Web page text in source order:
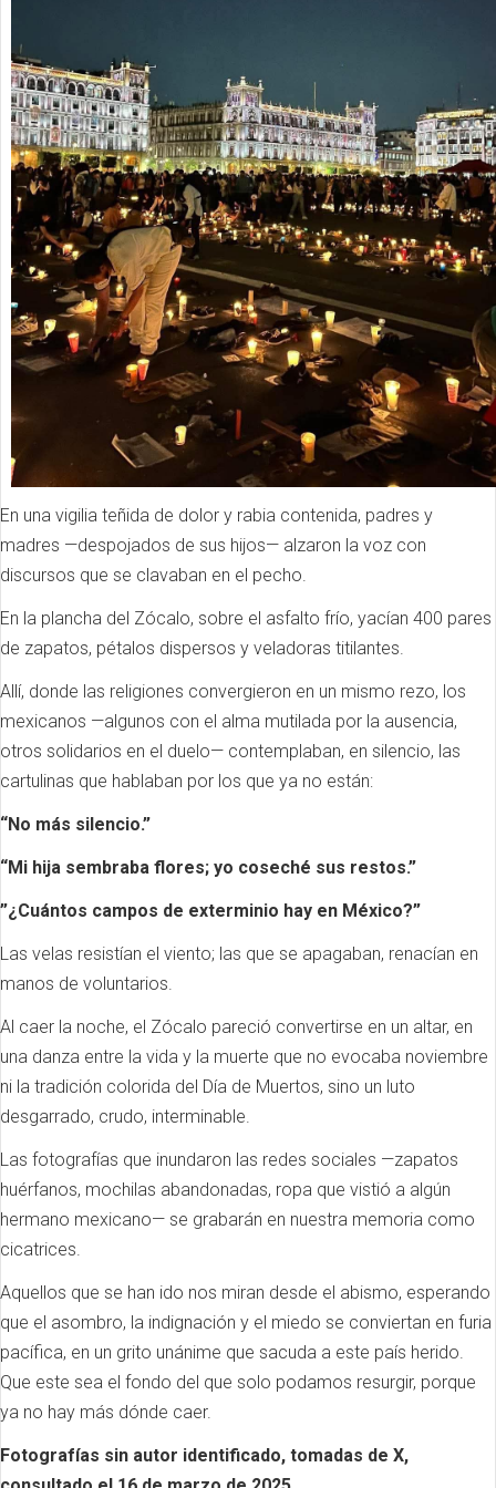
En una vigilia teñida de dolor y rabia contenida, padres y
madres —despojados de sus hijos— alzaron la voz con
discursos que se clavaban en el pecho.
En la plancha del Zócalo, sobre el asfalto frío, yacían 400 pares
de zapatos, pétalos dispersos y veladoras titilantes.
Allí, donde las religiones convergieron en un mismo rezo, los
mexicanos —algunos con el alma mutilada por la ausencia,
otros solidarios en el duelo— contemplaban, en silencio, las
cartulinas que hablaban por los que ya no están:
“No más silencio.”
“Mi hija sembraba flores; yo coseché sus restos.”
”¿Cuántos campos de exterminio hay en México?”
Las velas resistían el viento; las que se apagaban, renacían en
manos de voluntarios.
Al caer la noche, el Zócalo pareció convertirse en un altar, en
una danza entre la vida y la muerte que no evocaba noviembre
ni la tradición colorida del Día de Muertos, sino un luto
desgarrado, crudo, interminable.
Las fotografías que inundaron las redes sociales —zapatos
huérfanos, mochilas abandonadas, ropa que vistió a algún
hermano mexicano— se grabarán en nuestra memoria como
cicatrices.
Aquellos que se han ido nos miran desde el abismo, esperando
que el asombro, la indignación y el miedo se conviertan en furia
pacífica, en un grito unánime que sacuda a este país herido.
Que este sea el fondo del que solo podamos resurgir, porque
ya no hay más dónde caer.
Fotografías sin autor identificado, tomadas de X,